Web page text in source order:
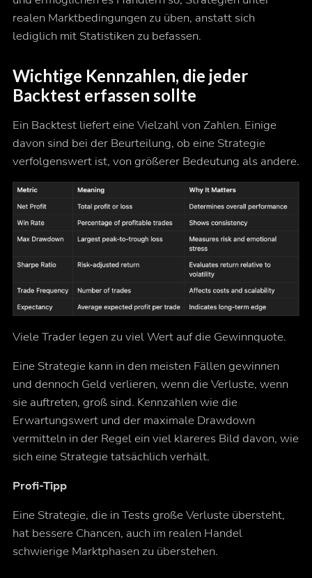
realen Marktbedingungen zu üben, anstatt sich
lediglich mit Statistiken zu befassen.
Wichtige Kennzahlen, die jeder
Backtest erfassen sollte
Ein Backtest liefert eine Vielzahl von Zahlen. Einige
davon sind bei der Beurteilung, ob eine Strategie
verfolgenswert ist, von größerer Bedeutung als andere.
Viele Trader legen zu viel Wert auf die Gewinnquote.
Eine Strategie kann in den meisten Fällen gewinnen
und dennoch Geld verlieren, wenn die Verluste, wenn
sie auftreten, groß sind. Kennzahlen wie die
Erwartungswert und der maximale Drawdown
vermitteln in der Regel ein viel klareres Bild davon, wie
sich eine Strategie tatsächlich verhält.
Profi-Tipp
Eine Strategie, die in Tests große Verluste übersteht,
hat bessere Chancen, auch im realen Handel
schwierige Marktphasen zu überstehen.